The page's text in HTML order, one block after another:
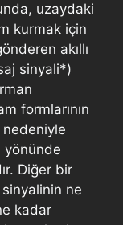
uzaydaki
kurmak için
akıllı
sinyali*)
formlarının
nedeniyle
yönünde
Diğer bir
ne
kadar